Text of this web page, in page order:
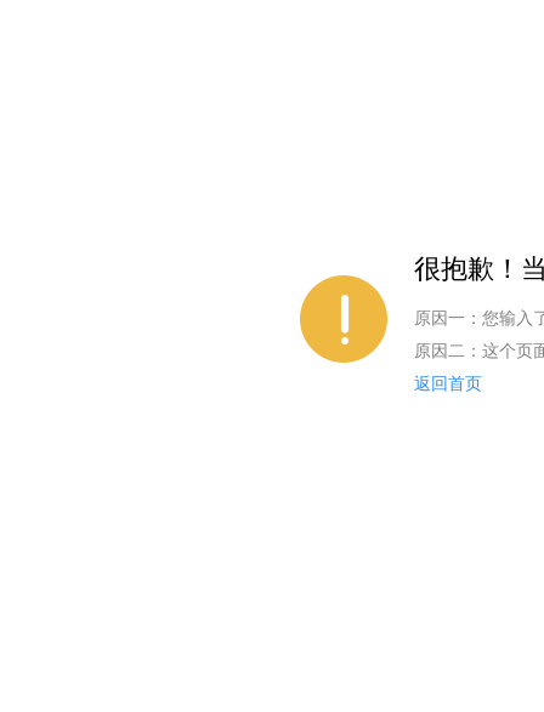
很抱歉！
原因一：您输入
原因二：这个页
返回首页